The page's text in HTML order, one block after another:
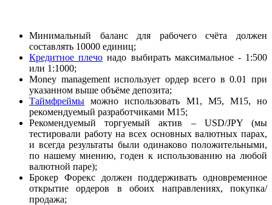
Минимальный баланс для рабочего счёта должен
составлять 10000 единиц;
Кредитное плечо надо выбирать максимальное - 1:500
или 1:1000;
Money management использует ордер всего в 0.01 при
указанном выше объёме депозита;
Таймфреймы можно использовать М1, М5, М15, но
рекомендуемый разработчиками М15;
Рекомендуемый торгуемый актив – USD/JPY (мы
тестировали работу на всех основных валютных парах,
и всегда результаты были одинаково положительными,
по нашему мнению, годен к использованию на любой
валютной паре);
Брокер Форекс должен поддерживать одновременное
открытие ордеров в обоих направлениях, покупка/
продажа;